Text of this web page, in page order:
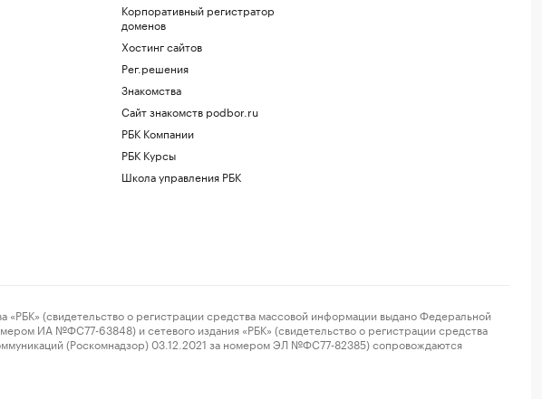
Корпоративный регистратор
доменов
Хостинг сайтов
Рег.решения
Знакомства
Сайт знакомств podbor.ru
РБК Компании
РБК Курсы
Школа управления РБК
(свидетельство о регистрации средства массовой информации выдано Федеральной
ИА №ФС77-63848) и сетевого издания «РБК» (свидетельство о регистрации средства
(Роскомнадзор) 03.12.2021 за номером ЭЛ №ФС77-82385) сопровождаются